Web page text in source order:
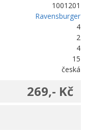
1001201
Ravensburger
4
2
4
15
česká
269,- Kč